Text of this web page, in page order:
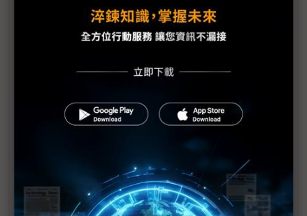
超微Lisa Su首曝與台積電開發3D chiplet 另與
Tesla、三星攻入電動車、手機
英特爾執行長重申 晶片短缺將持續好幾年
Arm執行長：聯發科年底將率先推出Armv9架構晶片
準時2021報到 英特爾10奈米Alder Lake處理器送樣
2021 COMPUTEX d&i awards得獎名單揭曉